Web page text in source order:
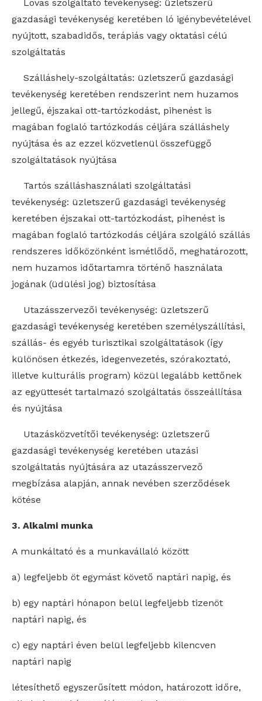
Lovas szolgáltató tevékenység: üzletszerű
gazdasági tevékenység keretében ló igénybevételével
nyújtott, szabadidős, terápiás vagy oktatási célú
szolgáltatás
Szálláshely-szolgáltatás: üzletszerű gazdasági
tevékenység keretében rendszerint nem huzamos
jellegű, éjszakai ott-tartózkodást, pihenést is
magában foglaló tartózkodás céljára szálláshely
nyújtása és az ezzel közvetlenül összefüggő
szolgáltatások nyújtása
Tartós szálláshasználati szolgáltatási
tevékenység: üzletszerű gazdasági tevékenység
keretében éjszakai ott-tartózkodást, pihenést is
magában foglaló tartózkodás céljára szolgáló szállás
rendszeres időközönként ismétlődő, meghatározott,
nem huzamos időtartamra történő használata
jogának (üdülési jog) biztosítása
Utazásszervezői tevékenység: üzletszerű
gazdasági tevékenység keretében személyszállítási,
szállás- és egyéb turisztikai szolgáltatások (így
különösen étkezés, idegenvezetés, szórakoztató,
illetve kulturális program) közül legalább kettőnek
az együttesét tartalmazó szolgáltatás összeállítása
és nyújtása
Utazásközvetítői tevékenység: üzletszerű
gazdasági tevékenység keretében utazási
szolgáltatás nyújtására az utazásszervező
megbízása alapján, annak nevében szerződések
kötése
3. Alkalmi munka
A munkáltató és a munkavállaló között
a) legfeljebb öt egymást követő naptári napig, és
b) egy naptári hónapon belül legfeljebb tizenöt
naptári napig, és
c) egy naptári éven belül legfeljebb kilencven
naptári napig
létesíthető egyszerűsített módon, határozott időre,